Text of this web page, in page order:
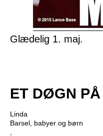
Glædelig 1. maj.
ET DØGN
Linda
Barsel, babyer og børn